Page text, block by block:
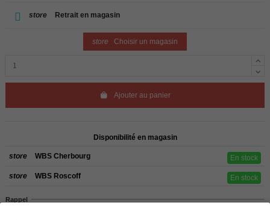
store Retrait en magasin
store Choisir un magasin
Ajouter au panier
Disponibilité en magasin
store WBS Cherbourg En stock
store WBS Roscoff En stock
Rappel